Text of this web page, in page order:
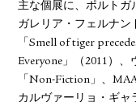
主な個展に、ポルトガ
ガレリア・フェルナン
「Smell of tiger
Everyone」（2011）
「Non-Fiction」、
カルヴァーリョ・ギャ